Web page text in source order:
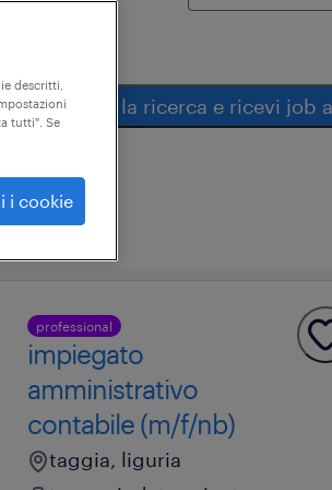
salva la ricerca e ricevi job
professional
impiegato
amministrativo
contabile (m/f/nb)
taggia, liguria
descritti,
tutti". Se
i cookie